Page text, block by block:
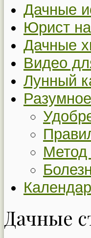
Дачные
Юрист
Дачные
Видео
Лунный
Дачные